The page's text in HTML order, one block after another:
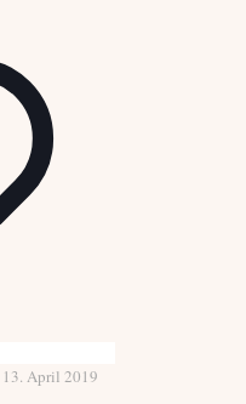
13. April 2019